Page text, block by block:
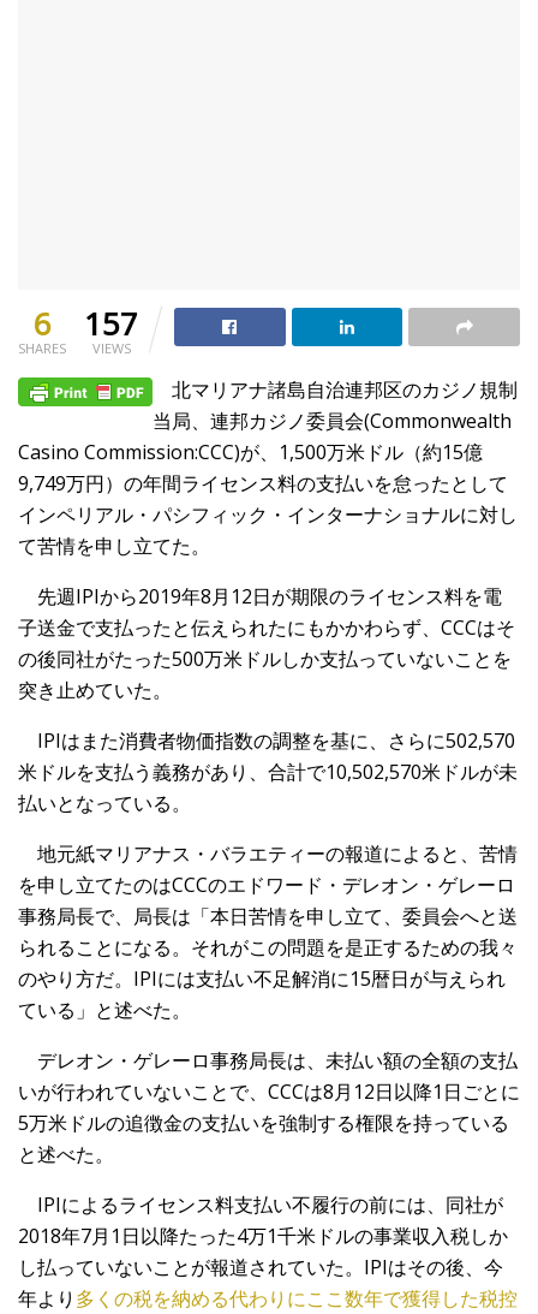
6
SHARES
157
VIEWS
北マリアナ諸島自治連邦区のカジノ規制
当局、連邦カジノ委員会(Commonwealth
Casino Commission:CCC)が、1,500万米ドル（約15億
9,749万円）の年間ライセンス料の支払いを怠ったとして
インペリアル・パシフィック・インターナショナルに対し
て苦情を申し立てた。
先週IPIから2019年8月12日が期限のライセンス料を電
子送金で支払ったと伝えられたにもかかわらず、CCCはそ
の後同社がたった500万米ドルしか支払っていないことを
突き止めていた。
IPIはまた消費者物価指数の調整を基に、さらに502,570
米ドルを支払う義務があり、合計で10,502,570米ドルが未
払いとなっている。
地元紙マリアナス・バラエティーの報道によると、苦情
を申し立てたのはCCCのエドワード・デレオン・ゲレーロ
事務局長で、局長は「本日苦情を申し立て、委員会へと送
られることになる。それがこの問題を是正するための我々
のやり方だ。IPIには支払い不足解消に15暦日が与えられ
ている」と述べた。
デレオン・ゲレーロ事務局長は、未払い額の全額の支払
いが行われていないことで、CCCは8月12日以降1日ごとに
5万米ドルの追徴金の支払いを強制する権限を持っている
と述べた。
IPIによるライセンス料支払い不履行の前には、同社が
2018年7月1日以降たった4万1千米ドルの事業収入税しか
し払っていないことが報道されていた。IPIはその後、今
年より 多くの税を納める代わりにここ数年で獲得した税控